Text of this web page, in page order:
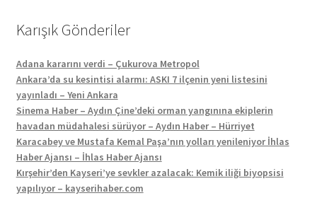
Karışık Gönderiler
Adana kararını verdi – Çukurova Metropol
Ankara’da su kesintisi alarmı: ASKI 7 ilçenin yeni listesini
yayınladı – Yeni Ankara
Sinema Haber – Aydın Çine’deki orman yangınına ekiplerin
havadan müdahalesi sürüyor – Aydın Haber – Hürriyet
Karacabey ve Mustafa Kemal Paşa’nın yolları yenileniyor İhlas
Haber Ajansı – İhlas Haber Ajansı
Kırşehir’den Kayseri’ye sevkler azalacak: Kemik iliği biyopsisi
yapılıyor – kayserihaber.com